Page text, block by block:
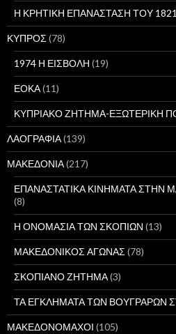
Η ΚΡΗΤΙΚΗ ΕΠΑΝΑΣΤΑΣΗ ΤΟΥ 1821
ΚΥΠΡΟΣ (78)
1974 Η ΕΙΣΒΟΛΗ (19)
ΕΟΚΑ(11)
ΚΥΠΡΙΑΚΟ ΖΗΤΗΜΑ-ΕΞΩΤΕΡΙΚΗ
ΛΑΟΓΡΑΦΙΑ(139)
ΜΑΚΕΔΟΝΙΑ(217)
ΕΠΑΝΑΣΤΑΤΙΚΑ ΚΙΝΗΜΑΤΑ ΣΤΗΝ
(8)
Η ΟΝΟΜΑΣΙΑ ΤΩΝ ΣΚΟΠΙΩΝ (13)
ΜΑΚΕΔΟΝΙΚΟΣ ΑΓΩΝΑΣ (78)
ΣΚΟΠΙΑΝΟ ΖΗΤΗΜΑ(3)
ΤΑ ΕΓΚΛΗΜΑΤΑ ΤΩΝ ΒΟΥΓΡΑΡΩΝ
ΜΑΚΕΔΟΝΟΜΑΧΟΙ (105)